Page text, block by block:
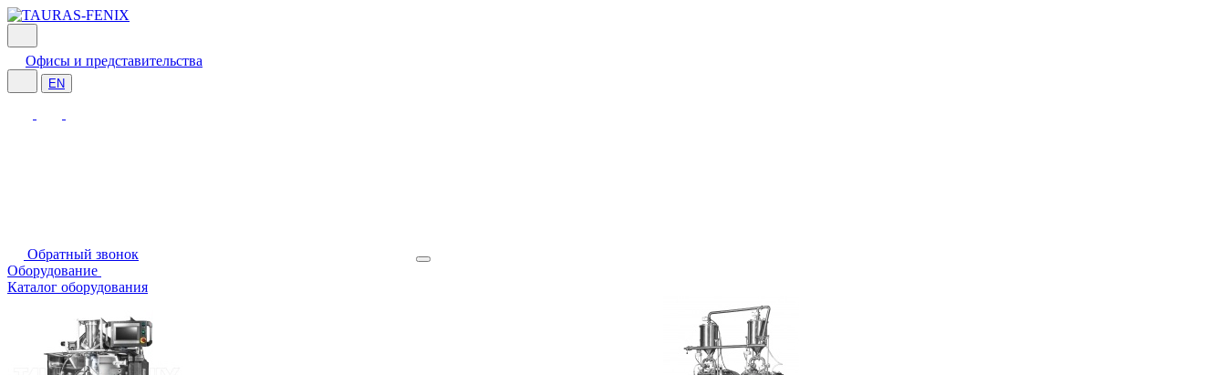
Офисы и представительства
EN
Обратный звонок
Оборудование
Каталог оборудования